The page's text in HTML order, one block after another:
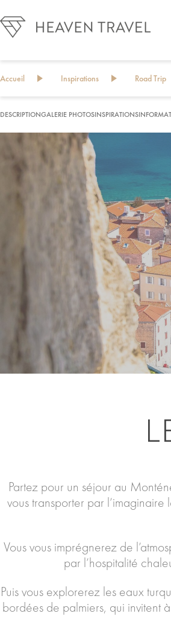
Accueil Inspirations Road Trip
DESCRIPTIONGALERIE PHOTOSINSPIRATIONS
Partez pour un séjour au
vous transporter par
Vous vous imprégnerez de
par l’hospitalité
Puis vous explorerez les eaux
bordées de palmiers, qui invitent